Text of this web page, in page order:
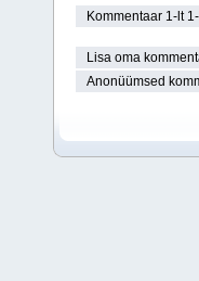
Kommentaar 1-lt
Lisa oma
Anonüümsed